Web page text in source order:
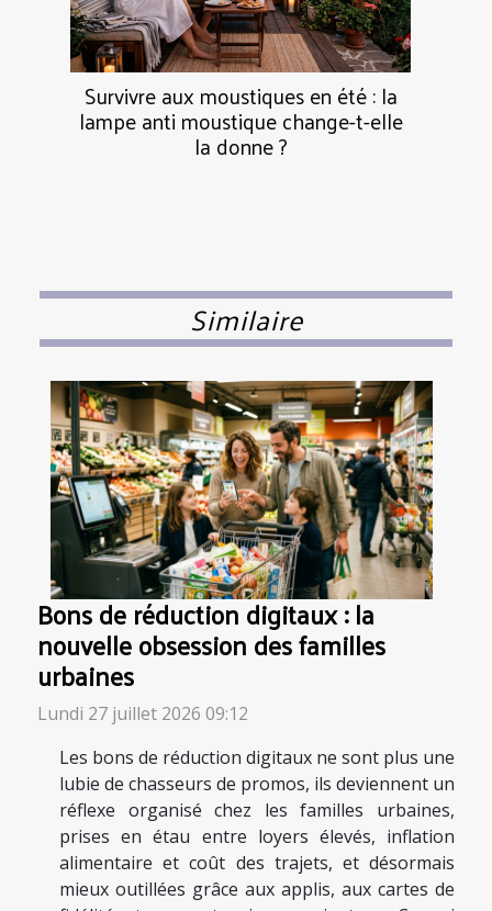
Survivre aux moustiques en été : la
lampe anti moustique change-t-elle
la donne ?
Similaire
Bons de réduction digitaux : la
nouvelle obsession des familles
urbaines
Lundi 27 juillet 2026 09:12
Les bons de réduction digitaux ne sont plus une
lubie de chasseurs de promos, ils deviennent un
réflexe organisé chez les familles urbaines,
prises en étau entre loyers élevés, inflation
alimentaire et coût des trajets, et désormais
mieux outillées grâce aux applis, aux cartes de